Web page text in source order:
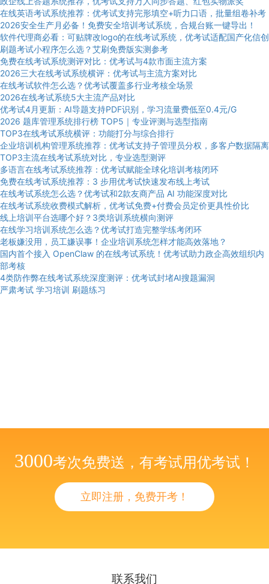
在线英语考试系统推荐：优考试支持完形填空+听力口语，批量组卷补考
2026安全生产月必备！免费安全培训考试系统，合规台账一键导出！
软件代理商必看：可贴牌改logo的在线考试系统，优考试适配国产化信创
刷题考试小程序怎么选？艾刷免费版实测参考
免费在线考试系统测评对比：优考试与4款市面主流方案
2026三大在线考试系统横评：优考试与主流方案对比
在线考试软件怎么选？优考试覆盖多行业考核全场景
2026在线考试系统5大主流产品对比
优考试4月更新：AI导题支持PDF识别，学习流量费低至0.4元/G
2026 题库管理系统排行榜 TOP5｜专业评测与选型指南
TOP3在线考试系统横评：功能打分与综合排行
企业培训机构管理系统推荐：优考试支持子管理员分权，多客户数据隔离
TOP3主流在线考试系统对比，专业选型测评
多语言在线考试系统推荐：优考试赋能全球化培训考核闭环
免费在线考试系统推荐：3 步用优考试快速发布线上考试
在线考试系统怎么选？优考试和2款友商产品 AI 功能深度对比
在线考试系统收费模式解析，优考试免费+付费会员定价更具性价比
线上培训平台选哪个好？3类培训系统横向测评
在线学习培训系统怎么选？优考试打造完整学练考闭环
老板嫌没用，员工嫌误事！企业培训系统怎样才能高效落地？
国内首个接入 OpenClaw 的在线考试系统！优考试助力政企高效组织内
部考核
4类防作弊在线考试系统深度测评：优考试封堵AI搜题漏洞
严肃考试 学习培训 刷题练习
3000考次免费送，有考试用优考试！
立即注册，免费开考！
联系我们